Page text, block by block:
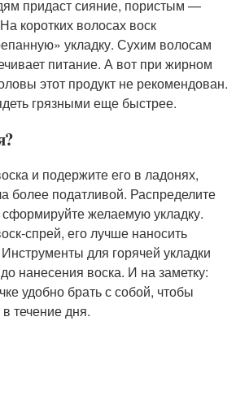
придаст сияние, пористым —
коротких волосах воск
укладку. Сухим волосам
питание. А вот при жирном
этот продукт не рекомендован.
грязными еще быстрее.
и подержите его в ладонях,
более податливой. Распределите
желаемую укладку.
спрей, его лучше наносить
для горячей укладки
нанесения воска. И на заметку:
удобно брать с собой, чтобы
течение дня.